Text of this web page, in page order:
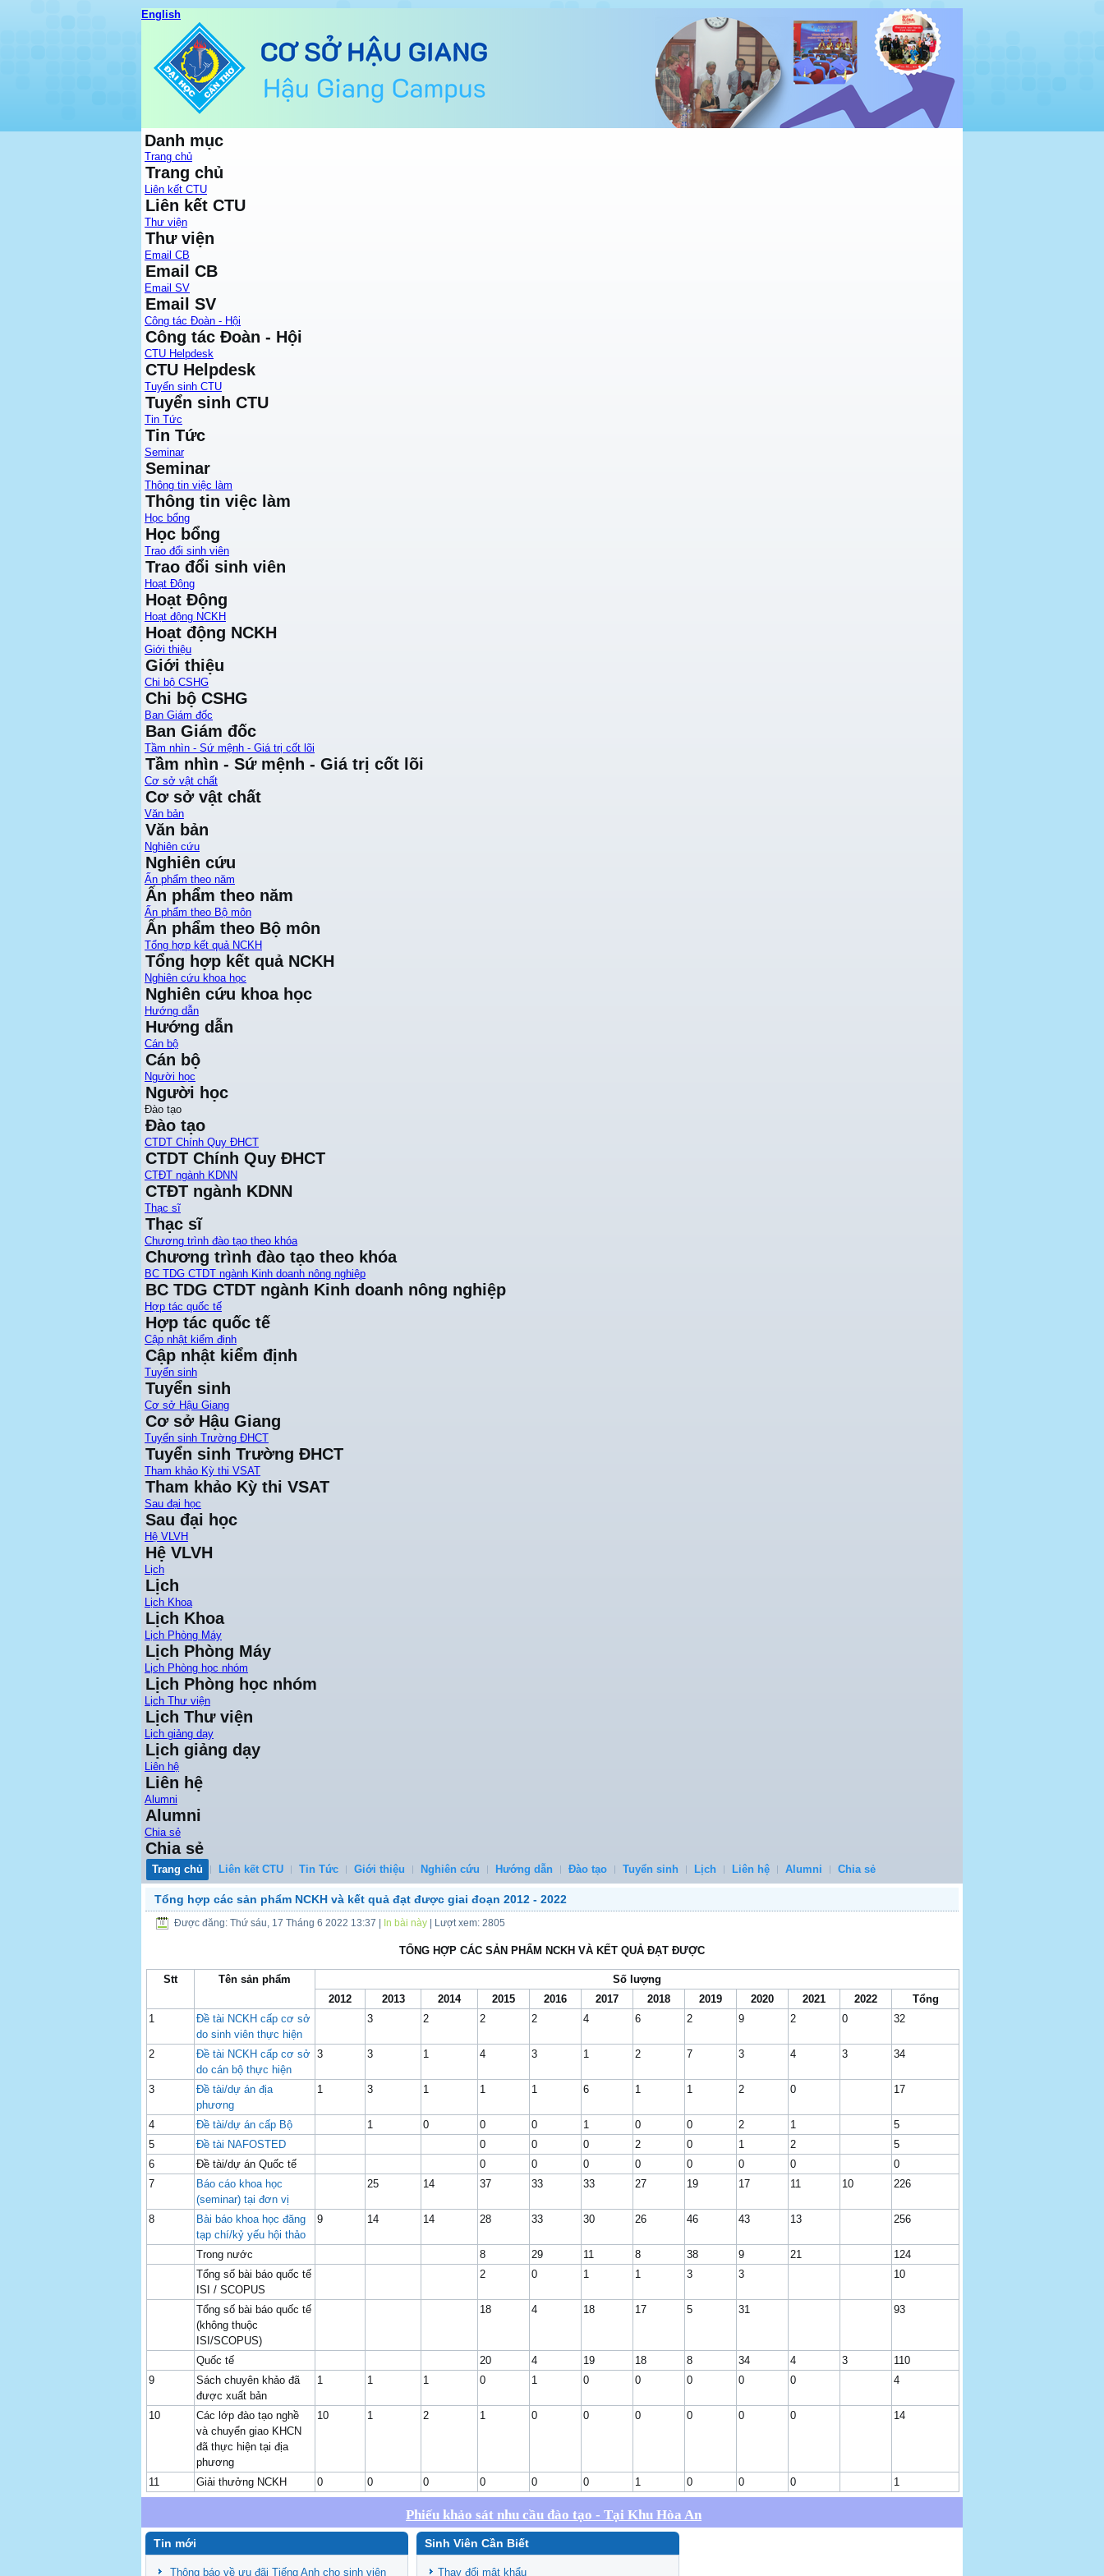
English
Danh mục
Trang chủ
Trang chủ
Liên kết CTU
Liên kết CTU
Thư viện
Thư viện
Email CB
Email CB
Email SV
Email SV
Công tác Đoàn - Hội
Công tác Đoàn - Hội
CTU Helpdesk
CTU Helpdesk
Tuyển sinh CTU
Tuyển sinh CTU
Tin Tức
Tin Tức
Seminar
Seminar
Thông tin việc làm
Thông tin việc làm
Học bổng
Học bổng
Trao đổi sinh viên
Trao đổi sinh viên
Hoạt Động
Hoạt Động
Hoạt động NCKH
Hoạt động NCKH
Giới thiệu
Giới thiệu
Chi bộ CSHG
Chi bộ CSHG
Ban Giám đốc
Ban Giám đốc
Tầm nhìn - Sứ mệnh - Giá trị cốt lõi
Tầm nhìn - Sứ mệnh - Giá trị cốt lõi
Cơ sở vật chất
Cơ sở vật chất
Văn bản
Văn bản
Nghiên cứu
Nghiên cứu
Ấn phẩm theo năm
Ấn phẩm theo năm
Ấn phẩm theo Bộ môn
Ấn phẩm theo Bộ môn
Tổng hợp kết quả NCKH
Tổng hợp kết quả NCKH
Nghiên cứu khoa học
Nghiên cứu khoa học
Hướng dẫn
Hướng dẫn
Cán bộ
Cán bộ
Người học
Người học
Đào tạo
Đào tạo
CTDT Chính Quy ĐHCT
CTDT Chính Quy ĐHCT
CTĐT ngành KDNN
CTĐT ngành KDNN
Thạc sĩ
Thạc sĩ
Chương trình đào tạo theo khóa
Chương trình đào tạo theo khóa
BC TDG CTDT ngành Kinh doanh nông nghiệp
BC TDG CTDT ngành Kinh doanh nông nghiệp
Hợp tác quốc tế
Hợp tác quốc tế
Cập nhật kiểm định
Cập nhật kiểm định
Tuyển sinh
Tuyển sinh
Cơ sở Hậu Giang
Cơ sở Hậu Giang
Tuyển sinh Trường ĐHCT
Tuyển sinh Trường ĐHCT
Tham khảo Kỳ thi VSAT
Tham khảo Kỳ thi VSAT
Sau đại học
Sau đại học
Hệ VLVH
Hệ VLVH
Lịch
Lịch
Lịch Khoa
Lịch Khoa
Lịch Phòng Máy
Lịch Phòng Máy
Lịch Phòng học nhóm
Lịch Phòng học nhóm
Lịch Thư viện
Lịch Thư viện
Lịch giảng dạy
Lịch giảng dạy
Liên hệ
Liên hệ
Alumni
Alumni
Chia sẻ
Chia sẻ
Trang chủ Liên kết CTU Tin Tức Giới thiệu Nghiên cứu Hướng dẫn Đào tạo Tuyển sinh Lịch Liên hệ Alumni Chia sẻ
Tổng hợp các sản phẩm NCKH và kết quả đạt được giai đoạn 2012 - 2022
Được đăng: Thứ sáu, 17 Tháng 6 2022 13:37 In bài này | Lượt xem: 2805
TỔNG HỢP CÁC SẢN PHẨM NCKH VÀ KẾT QUẢ ĐẠT ĐƯỢC
Stt Tên sản phẩm
Số lượng
2012
2013 2014 2015 2016 2017 2018 2019 2020 2021 2022
Tổng
1
Đề tài NCKH cấp cơ sở
do sinh viên thực hiện
3 2 2 2 4 6 2 9 2 0 32
2
Đề tài NCKH cấp cơ sở
do cán bộ thực hiện
3 3 1 4 3 1 2 7 3 4 3 34
3
Đề tài/dự án địa
phương
1 3 1 1 1 6 1 1 2 0 17
4 Đề tài/dự án cấp Bộ 1 0 0 0 1 0 0 2 1
5
5
Đề tài NAFOSTED 0 0 0 2 0 1 2
5
6
Đề tài/dự án Quốc tế 0 0 0 0 0 0 0
0
7
Báo cáo khoa học
(seminar) tại đơn vị
25 14 37 33 33 27 19 17 11 10 226
8
Bài báo khoa học đăng
tạp chí/kỷ yếu hội thảo
9 14 14 28 33 30 26 46 43 13 256
Trong nước 8 29 11 8 38 9 21
124
Tổng số bài báo quốc tế
ISI / SCOPUS
2 0 1 1 3 3 10
Tổng số bài báo quốc tế
(không thuộc
ISI/SCOPUS)
18 4 18 17 5 31 93
Quốc tế 20 4 19 18 8 34 4 3
110
9
Sách chuyên khảo đã
được xuất bản
1 1 1 0 1 0 0 0 0 0 4
10
Các lớp đào tạo nghề
và chuyển giao KHCN
đã thực hiện tại địa
phương
10 1 2 1 0 0 0 0 0 0 14
11 Giải thưởng NCKH 0 0 0 0 0 0 1 0 0 0 1
Phiếu khảo sát nhu cầu đào tạo - Tại Khu Hòa An
Tin mới
Thông báo về ưu đãi Tiếng Anh cho sinh viên
Sinh Viên Cần Biết
Thay đổi mật khẩu